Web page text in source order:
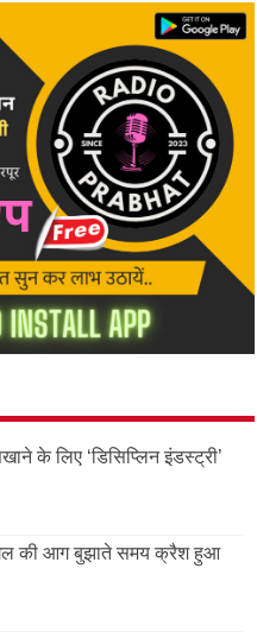
के लिए ‘डिसिप्लिन इंडस्ट्री’
की आग बुझाते समय क्रैश हुआ